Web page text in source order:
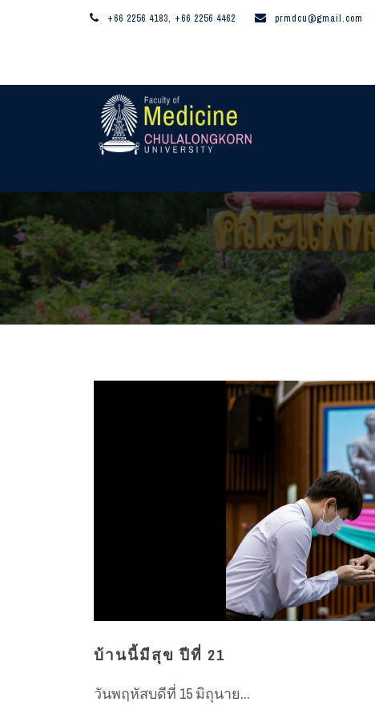
+66 2256 4183, +66 2256 4462 prmdcu@gmail.com
บ้านนี้มีสุข ปีที่ 21
วันพฤหัสบดีที่ 15 มิถุนาย...